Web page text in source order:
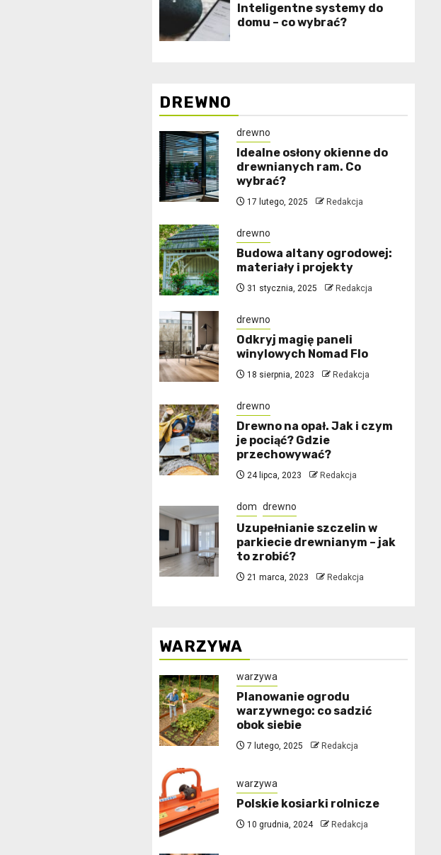
Inteligentne systemy do
domu – co wybrać?
DREWNO
drewno
Idealne osłony okienne do
drewnianych ram. Co
wybrać?
17 lutego, 2025 Redakcja
drewno
Budowa altany ogrodowej:
materiały i projekty
31 stycznia, 2025 Redakcja
drewno
Odkryj magię paneli
winylowych Nomad Flo
18 sierpnia, 2023 Redakcja
drewno
Drewno na opał. Jak i czym
je pociąć? Gdzie
przechowywać?
24 lipca, 2023 Redakcja
dom drewno
Uzupełnianie szczelin w
parkiecie drewnianym – jak
to zrobić?
21 marca, 2023 Redakcja
WARZYWA
warzywa
Planowanie ogrodu
warzywnego: co sadzić
obok siebie
7 lutego, 2025 Redakcja
warzywa
Polskie kosiarki rolnicze
10 grudnia, 2024 Redakcja